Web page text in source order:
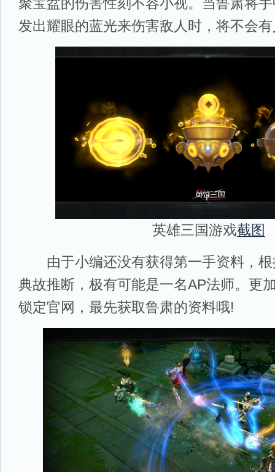
发出耀眼的蓝光来伤害敌人时，将不会
英雄三国游戏截图
由于小编还没有获得第一手资料，根
典故推断，极有可能是一名AP法师。更
锁定官网，最先获取鲁肃的资料哦!